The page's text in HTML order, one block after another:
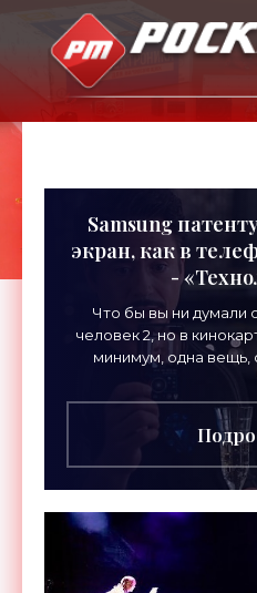
Samsung
экран, как в
-
Что бы вы ни
человек 2, но в
минимум, одна вещь,
желанной — телефон
прозрачный